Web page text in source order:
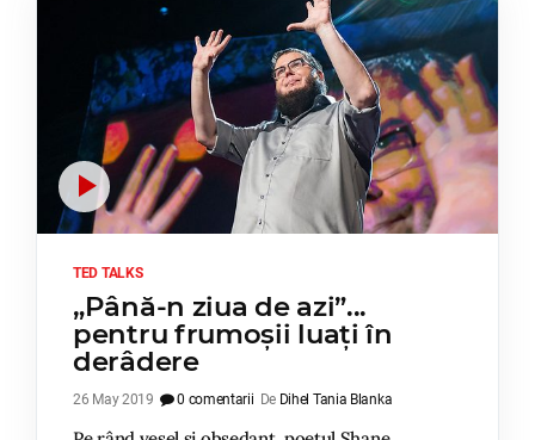
TED TALKS
„Până-n ziua de azi”...
pentru frumoșii luați în
derâdere
26 May 2019 0 comentarii De Dihel Tania Blanka